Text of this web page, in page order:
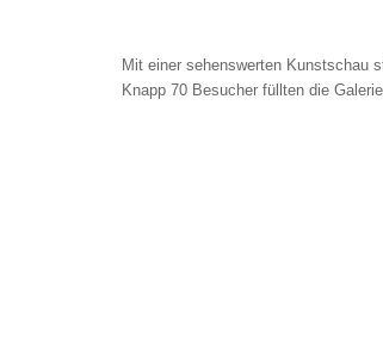
Mit einer sehenswerten Kunstschau
Knapp 70 Besucher füllten die